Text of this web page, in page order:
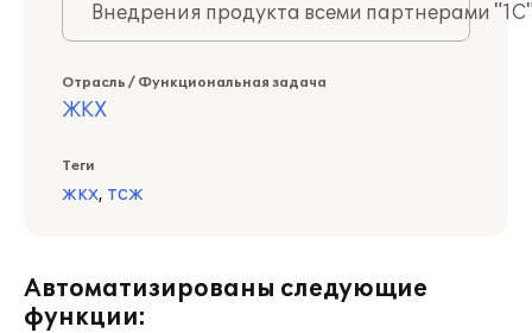
Внедрения продукта всеми партнерами
Отрасль / Функциональная задача
ЖКХ
Теги
жкх, тсж
Автоматизированы следующие
функции: